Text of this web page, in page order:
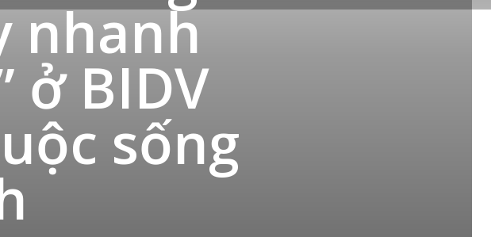
nhanh
ở BIDV
sống